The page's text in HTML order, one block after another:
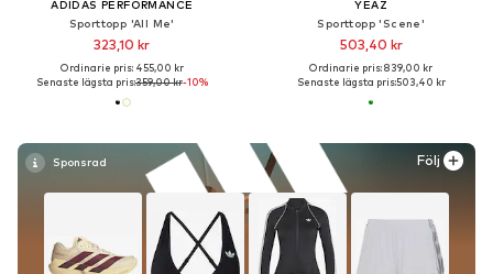
ADIDAS PERFORMANCE
Sporttopp 'All Me'
323,10 kr
Ordinarie pris: 455,00 kr
Senaste lägsta pris:359,00 kr-10%
YEAZ
Sporttopp 'Scene'
503,40 kr
Ordinarie pris: 839,00 kr
Senaste lägsta pris:503,40 kr
Följ